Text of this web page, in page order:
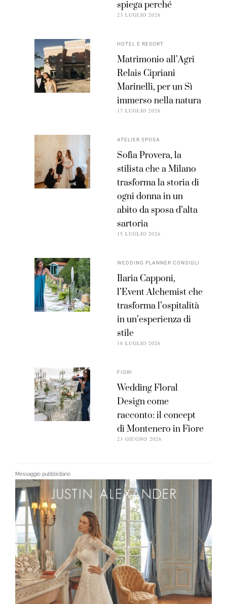
spiega perché
23 LUGLIO 2026
HOTEL E RESORT
Matrimonio all’Agri
Relais Cipriani
Marinelli, per un Sì
immerso nella natura
17 LUGLIO 2026
ATELIER SPOSA
Sofia Provera, la
stilista che a Milano
trasforma la storia di
ogni donna in un
abito da sposa d’alta
sartoria
15 LUGLIO 2026
WEDDING PLANNER CONSIGLI
Ilaria Capponi,
l’Event Alchemist che
trasforma l’ospitalità
in un’esperienza di
stile
10 LUGLIO 2026
FIORI
Wedding Floral
Design come
racconto: il concept
di Montenero in Fiore
23 GIUGNO 2026
Messaggio pubblicitario